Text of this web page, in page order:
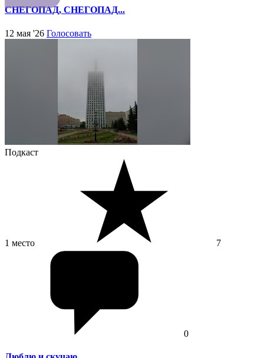
СНЕГОПАД, СНЕГОПАД...
12 мая '26 Голосовать
Подкаст
1 место 7
0